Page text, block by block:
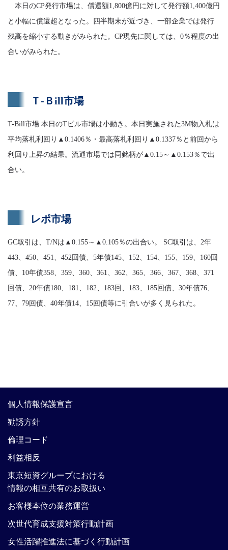
本日のCP発行市場は、償還額1,800億円に対して発行額1,400億円
と小幅に償還超となった。四半期末が近づき、一部企業では発行
残高を縮小する動きがみられた。CP現先に関しては、0％程度の出
合いがみられた。
Ｔ-Ｂill市場
T-Bill市場 本日のTビル市場は小動き。本日実施された3M物入札は
平均落札利回り▲0.1406％・最高落札利回り▲0.1337％と前回から
利回り上昇の結果。流通市場では同銘柄が▲0.15～▲0.153％で出
合い。
レポ市場
GC取引は、T/Nは▲0.155～▲0.105％の出合い。 SC取引は、2年
443、450、451、452回債、5年債145、152、154、155、159、160回
債、10年債358、359、360、361、362、365、366、367、368、371
回債、20年債180、181、182、183回、183、185回債、30年債76、
77、79回債、40年債14、15回債等に引合いが多く見られた。
個人情報保護宣言
勧誘方針
倫理コード
利益相反
東京短資グループにおける
情報の相互共有のお取扱い
お客様本位の業務運営
次世代育成支援対策行動計画
女性活躍推進法に基づく行動計画